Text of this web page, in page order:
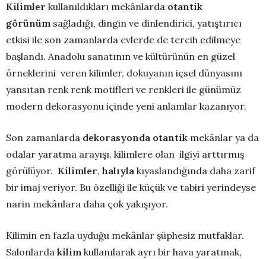
Kilimler kullanıldıkları mekânlarda otantik
görünüm sağladığı, dingin ve dinlendirici, yatıştırıcı
etkisi ile son zamanlarda evlerde de tercih edilmeye
başlandı. Anadolu sanatının ve kültürünün en güzel
örneklerini veren kilimler, dokuyanın içsel dünyasını
yansıtan renk renk motifleri ve renkleri ile günümüz
modern dekorasyonu içinde yeni anlamlar kazanıyor.
Son zamanlarda dekorasyonda otantik mekânlar ya da
odalar yaratma arayışı, kilimlere olan ilgiyi arttırmış
görülüyor. Kilimler, halıyla kıyaslandığında daha zarif
bir imaj veriyor. Bu özelliği ile küçük ve tabiri yerindeyse
narin mekânlara daha çok yakışıyor.
Kilimin en fazla uyduğu mekânlar şüphesiz mutfaklar.
Salonlarda kilim kullanılarak ayrı bir hava yaratmak,